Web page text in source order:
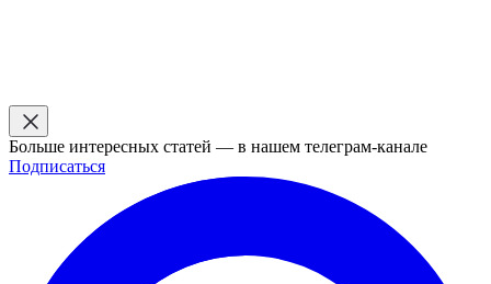
Больше интересных статей — в нашем телеграм-канале
Подписаться